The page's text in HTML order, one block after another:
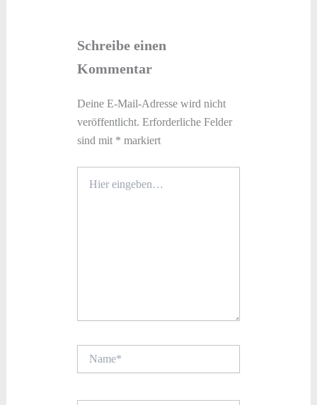
Schreibe einen
Kommentar
Deine E-Mail-Adresse wird nicht
veröffentlicht. Erforderliche Felder
sind mit * markiert
eingeben…